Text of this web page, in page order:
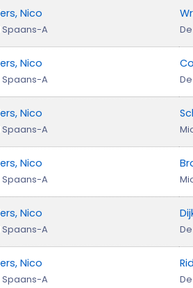
Nico
Spaans-A
Nico
Spaans-A
Nico
Spaans-A
Nico
Spaans-A
Nico
Spaans-A
Nico
Spaans-A